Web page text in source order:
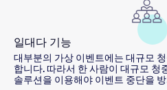
일대다 기능
대부분의 가상 이벤트에는 대규모
합니다. 따라서 한 사람이 대규모 청
솔루션을 이용해야 이벤트 중단을